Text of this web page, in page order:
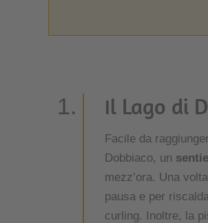
Il Lago di
Facile da
Dobbiaco, un
mezz’ora. Una
pausa e per
curling. Inoltre, la